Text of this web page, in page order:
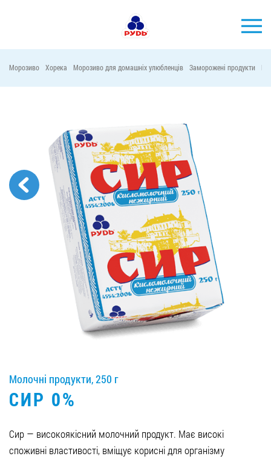
КОМПАНІЯ
СПОЖИВАЧАМ
АКЦІЇ
ПРЕС-ЦЕНТР
ХОРЕКА
Тендерні закупівлі
Контакти
Вакансії
ЗАМОВИТИ ПРОДУКЦІЮ «РУДЬ»:
СТАТИ ПАРТНЕРОМ
0412 42 29 23
Морозиво Хорека Морозиво для домашніх улюбленців Заморожені продукти
Молочні продукти, 250 г
СИР 0%
Сир — високоякісний молочний продукт. Має високі
споживні властивості, вміщує корисні для організму